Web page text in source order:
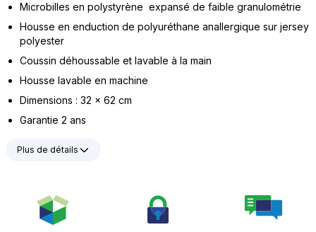
Microbilles en polystyrène expansé de faible granulométrie
Housse en enduction de polyuréthane anallergique sur jersey
polyester
Coussin déhoussable et lavable à la main
Housse lavable en machine
Dimensions : 32 x 62 cm
Garantie 2 ans
Plus de détails